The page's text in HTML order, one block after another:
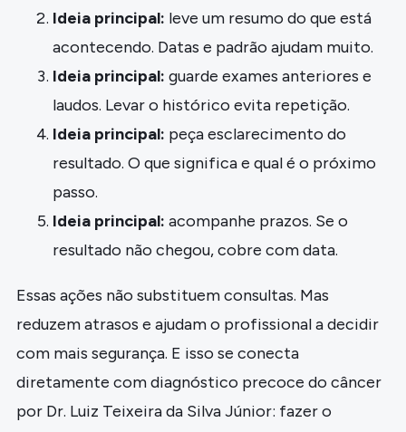
Ideia principal: leve um resumo do que está
acontecendo. Datas e padrão ajudam muito.
Ideia principal: guarde exames anteriores e
laudos. Levar o histórico evita repetição.
Ideia principal: peça esclarecimento do
resultado. O que significa e qual é o próximo
passo.
Ideia principal: acompanhe prazos. Se o
resultado não chegou, cobre com data.
Essas ações não substituem consultas. Mas
reduzem atrasos e ajudam o profissional a decidir
com mais segurança. E isso se conecta
diretamente com diagnóstico precoce do câncer
por Dr. Luiz Teixeira da Silva Júnior: fazer o